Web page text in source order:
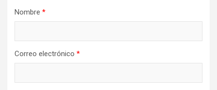
Nombre *
Correo electrónico *